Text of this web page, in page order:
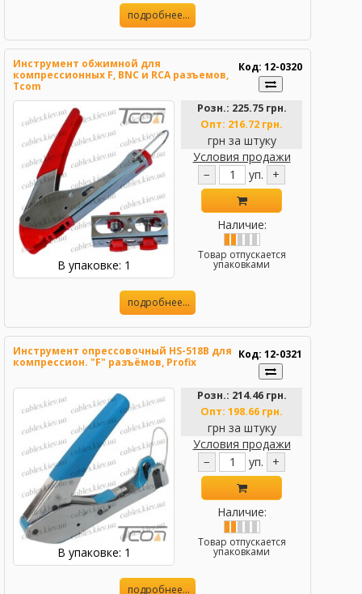
подробнее...
Инструмент обжимной для
компрессионных F, BNC и RCA разъемов,
Tcom
Код: 12-0320
В упаковке: 1
Розн.: 225.75 грн.
Опт: 216.72 грн.
грн за штуку
Условия продажи
−
уп. +
Наличие:
Товар отпускается
упаковками
подробнее...
Инструмент опрессовочный HS-518B для
компрессион. "F" разъёмов, Profix
Код: 12-0321
В упаковке: 1
Розн.: 214.46 грн.
Опт: 198.66 грн.
грн за штуку
Условия продажи
−
уп. +
Наличие:
Товар отпускается
упаковками
подробнее...